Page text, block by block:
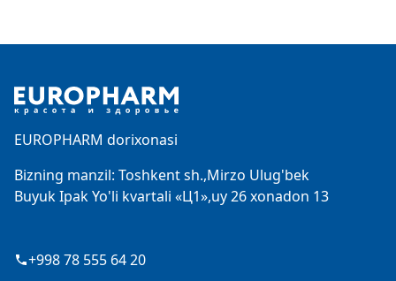
EUROPHARM dorixonasi
Bizning manzil: Toshkent sh.,Mirzo Ulug'bek
Buyuk Ipak Yo'li kvartali «Ц1»,uy 26 xonadon 13
+998 78 555 64 20